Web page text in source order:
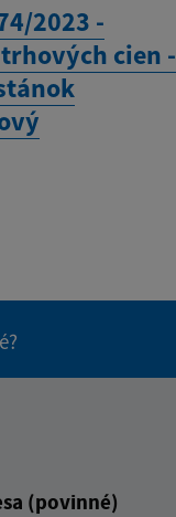
2023 -
cien -
(povinné)